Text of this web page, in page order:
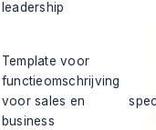
leadership
Template voor
functieomschrijving
voor sales en
business